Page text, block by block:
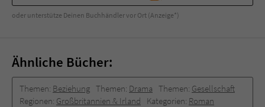
oder unterstütze Deinen Buchhändler vor Ort (Anzeige*)
Ähnliche Bücher:
Themen: Beziehung Themen: Drama Themen: Gesellschaft
Regionen: Großbritannien & Irland Kategorien: Roman